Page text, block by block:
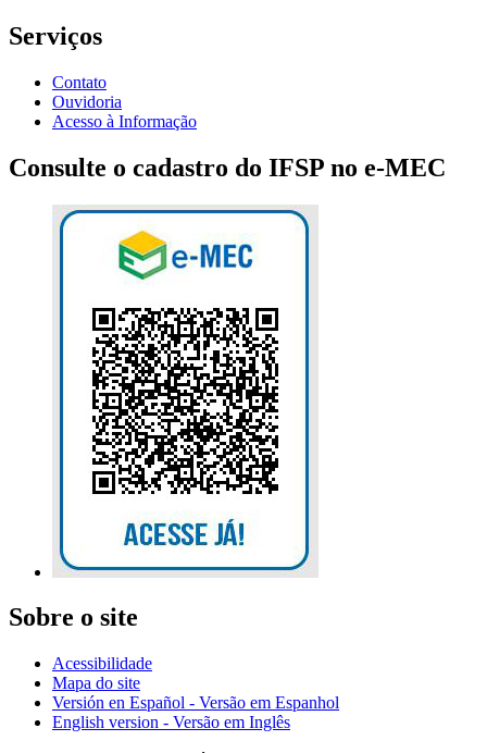
Serviços
Contato
Ouvidoria
Acesso à Informação
Consulte o cadastro do IFSP no e-MEC
Sobre o site
Acessibilidade
Mapa do site
Versión en Español - Versão em Espanhol
English version - Versão em Inglês